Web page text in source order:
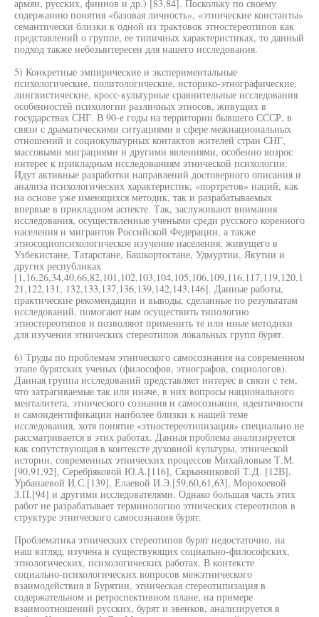
армян, русских, финнов и др.) [83,84]. Поскольку по своему
содержанию понятия «базовая личность», «этнические константы»
семантически близки к одной из трактовок этностереотипов как
представлений о группе, ее типичных характеристиках, то данный
подход также небезынтересен для нашего исследования.
5) Конкретные эмпирические и экспериментальные
психологические, политологические, историко-этнографические,
лингвистические, кросс-культурные сравнительные исследования
особенностей психологии различных этносов, живущих в
государствах СНГ. В 90-е годы на территории бывшего СССР, в
связи с драматическими ситуациями в сфере межнациональных
отношений и социокультурных контактов жителей стран СНГ,
массовыми миграциями и другими явлениями, особенно возрос
интерес к прикладным исследованиям этнической психологии.
Идут активные разработки направлений достоверного описания и
анализа психологических характеристик, «портретов» наций, как
на основе уже имеющихся методик, так и разрабатываемых
впервые в прикладном аспекте. Так, заслуживают внимания
исследования, осуществленные учеными среди русского коренного
населения и мигрантов Российской Федерации, а также
этносоциопсихологическое изучение населения, живущего в
Узбекистане, Татарстане, Башкортостане, Удмуртии, Якутии и
других республиках
[1,16,26,34,40,66,82,101,102,103,104,105,106,109,116,117,119,120,1
21,122,131, 132,133,137,136,139,142,143,146]. Данные работы,
практические рекомендации и выводы, сделанные по результатам
исследований, помогают нам осуществить типологию
этностереотипов и позволяют применить те или иные методики
для изучения этнических стереотипов локальных групп бурят.
6) Труды по проблемам этнического самосознания на современном
этапе бурятских ученых (философов, этнографов, социологов).
Данная группа исследований представляет интерес в связи с тем,
что затрагиваемые так или иначе, в них вопросы национального
менталитета, этнического сознания и самосознания, идентичности
и самоидентификации наиболее близки к нашей теме
исследования, хотя понятие «этностереотипизация» специально не
рассматривается в этих работах. Данная проблема анализируется
как сопутствующая в контексте духовной культуры, этнической
истории, современных этнических процессов Михайловым Т.М.
[90,91,92], Серебряковой Ю.А.[116], Скрынниковой Т.Д. [12В],
Урбанаевой И.С.[139], Елаевой И.Э.[59,60,61,63], Морохоевой
З.П.[94] и другими исследователями. Однако большая часть этих
работ не разрабатывает терминологию этнических стереотипов в
структуре этнического самосознания бурят.
Проблематика этнических стереотипов бурят недостаточно, на
наш взгляд, изучена в существующих социально-философских,
этнологических, психологических работах. В контексте
социально-психологических вопросов межэтнического
взаимодействия в Бурятии, этническая стереотипизация в
содержательном и ретроспективном плане, на примере
взаимоотношений русских, бурят и эвенков, анализируется в